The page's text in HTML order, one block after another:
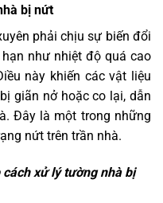
bị nứt
phải chịu sự biến đổi
như nhiệt độ quá cao
này khiến các vật liệu
giãn nở hoặc co lại, dẫn
Đây là một trong những
nứt trên trần nhà.
xử lýtường nhà bị